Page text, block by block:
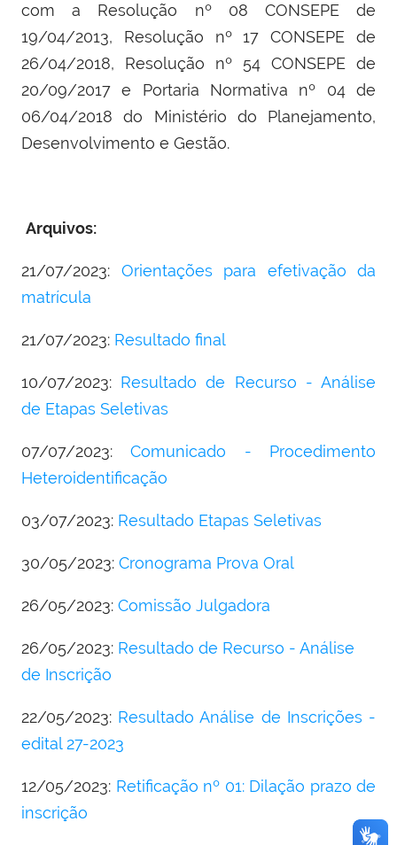
com a Resolução nº 08 CONSEPE de
19/04/2013, Resolução nº 17 CONSEPE de
26/04/2018, Resolução nº 54 CONSEPE de
20/09/2017 e Portaria Normativa nº 04 de
06/04/2018 do Ministério do Planejamento,
Desenvolvimento e Gestão.
Arquivos:
21/07/2023: Orientações para efetivação da
matrícula
21/07/2023: Resultado final
10/07/2023: Resultado de Recurso - Análise
de Etapas Seletivas
07/07/2023:Comunicado - Procedimento
Heteroidentificação
03/07/2023: Resultado Etapas Seletivas
30/05/2023: Cronograma Prova Oral
26/05/2023: Comissão Julgadora
26/05/2023: Resultado de Recurso - Análise
de Inscrição
22/05/2023: Resultado Análise de Inscrições -
edital 27-2023
12/05/2023: Retificação nº 01: Dilação prazo de
inscrição